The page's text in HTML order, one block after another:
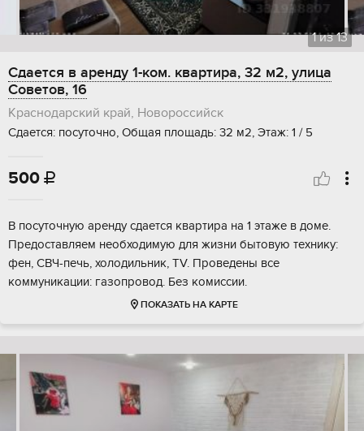
1из13
Сдается в аренду 1-ком. квартира, 32 м2, улица
Советов, 16
Краснодарский край, Новороссийск
Сдается: посуточно, Общая площадь: 32 м2, Этаж: 1 / 5
500 
В посуточную аренду сдается квартира на 1 этаже в доме.
Предоставляем необходимую для жизни бытовую технику:
фен, СВЧ-печь, холодильник, TV. Проведены все
коммуникации: газопровод. Без комиссии.
ПОКАЗАТЬ НА КАРТЕ